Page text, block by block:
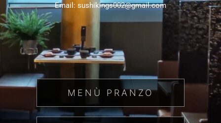
Email: sushikings002@gmail.com
MENÙ PRANZO